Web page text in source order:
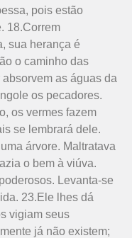
pois estão
18.Correm
sua herança é
o caminho das
as águas da
os pecadores.
os vermes fazem
se lembrará dele.
árvore. Maltratava
o bem à viúva.
Levanta-se
23.Ele lhes dá
vigiam seus
já não existem;